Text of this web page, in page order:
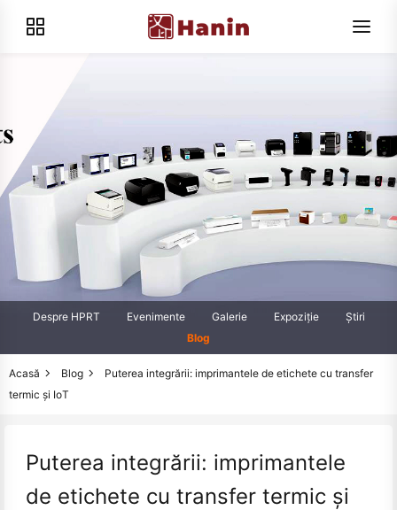
Despre HPRT Evenimente Galerie Expoziţie
Știri
Blog
Acasă Blog
Puterea integrării: imprimantele de etichete cu transfer
termic și IoT
Puterea integrării: imprimantele
de etichete cu transfer termic și